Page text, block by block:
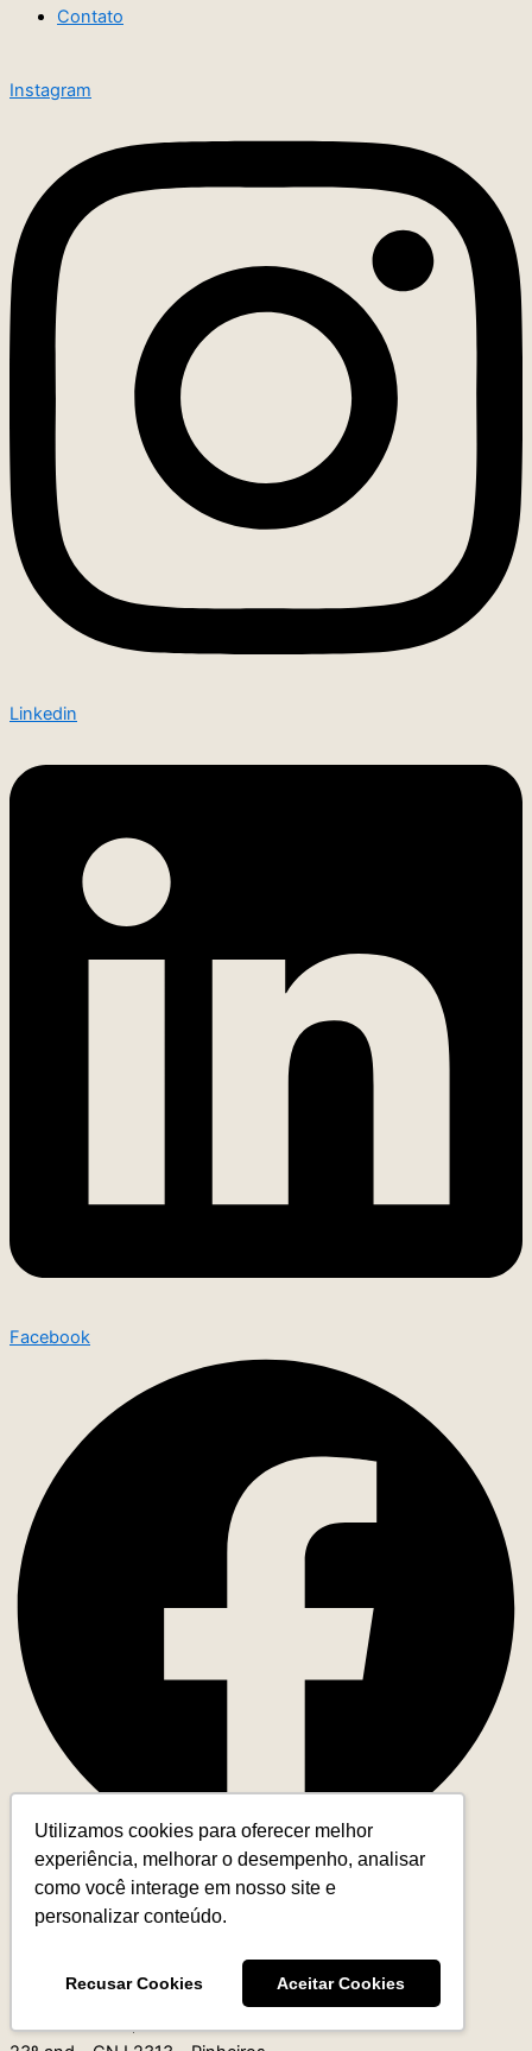
Utilizamos cookies para oferecer melhor
experiência, melhorar o desempenho, analisar
como você interage em nosso site e
personalizar conteúdo.
Recusar Cookies Aceitar Cookies
Contato
Instagram
Linkedin
Facebook
Contato
contato@leadereduca.com.br
Rua Paes Leme, 215 – Ed. Thera Faria Lima